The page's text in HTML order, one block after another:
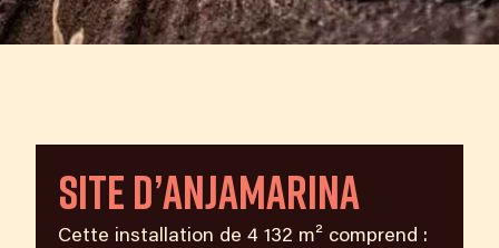
Site d’Anjamarina
Cette installation de 4 132 m² comprend :